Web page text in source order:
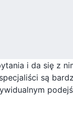
i da się z
są